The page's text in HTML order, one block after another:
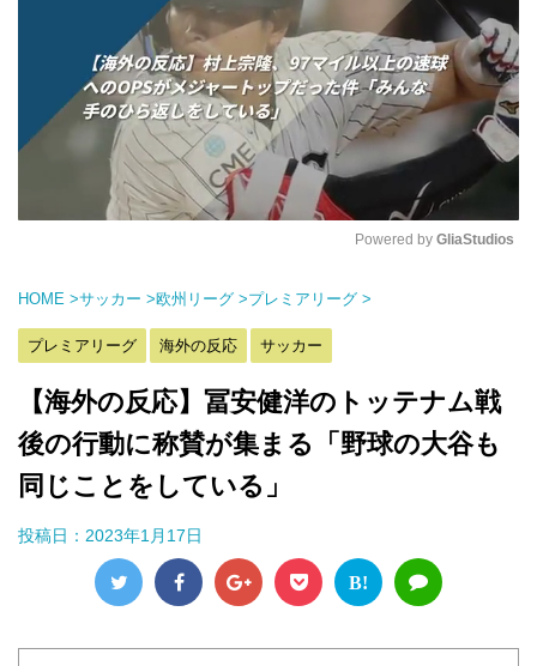
Powered by GliaStudios
HOME >サッカー >欧州リーグ >プレミアリーグ >
プレミアリーグ 海外の反応 サッカー
【海外の反応】冨安健洋のトッテナム戦
後の行動に称賛が集まる「野球の大谷も
同じことをしている」
投稿日： 2023年1月17日
B!